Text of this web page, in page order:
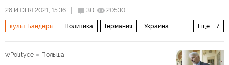
28 ИЮНЯ 2021, 15:36 30 20530
Еще 7
культ Бандеры Политика Германия Украина
wPolityce Польша